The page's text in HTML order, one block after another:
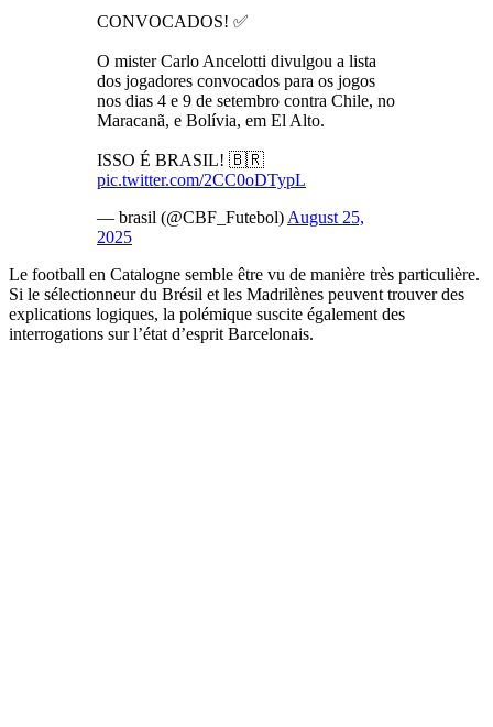
CONVOCADOS! ✅
O mister Carlo Ancelotti divulgou a lista
dos jogadores convocados para os jogos
nos dias 4 e 9 de setembro contra Chile, no
Maracanã, e Bolívia, em El Alto.
ISSO É BRASIL! 🇧🇷
pic.twitter.com/2CC0oDTypL
— brasil (@CBF_Futebol) August 25,
2025
Le football en Catalogne semble être vu de manière très particulière.
Si le sélectionneur du Brésil et les Madrilènes peuvent trouver des
explications logiques, la polémique suscite également des
interrogations sur l’état d’esprit Barcelonais.